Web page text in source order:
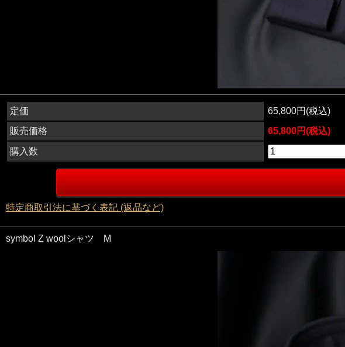
定価
65,800円(税込)
販売価格
65,800円(税込)
購入数
特定商取引法に基づく表記 (返品など)
symbol Z woolシャツ M